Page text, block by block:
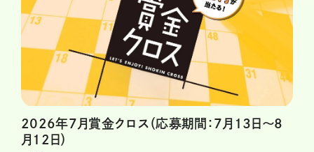
2026年7月賞金クロス（応募期間：7月13日～8
月12日）